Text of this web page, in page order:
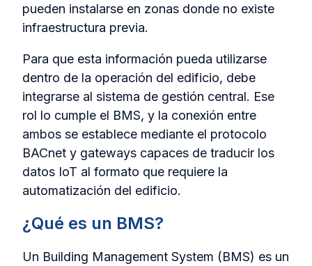
pueden instalarse en zonas donde no existe
infraestructura previa.
Para que esta información pueda utilizarse
dentro de la operación del edificio, debe
integrarse al sistema de gestión central. Ese
rol lo cumple el BMS, y la conexión entre
ambos se establece mediante el protocolo
BACnet y gateways capaces de traducir los
datos IoT al formato que requiere la
automatización del edificio.
¿Qué es un BMS?
Un Building Management System (BMS) es un